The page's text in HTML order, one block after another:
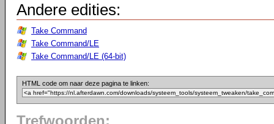
Andere edities:
Take Command
Take Command/LE
Take Command/LE (64-bit)
HTML code om naar deze pagina te linken: